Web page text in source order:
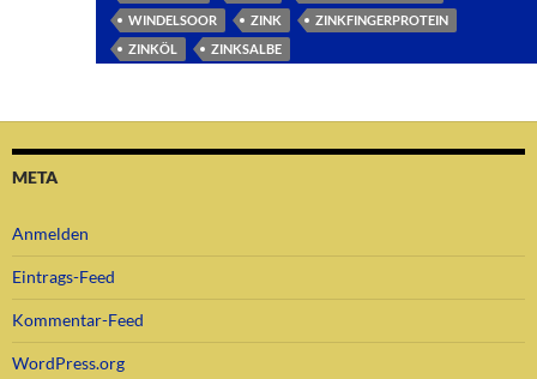
WINDELSOOR
ZINK
ZINKFINGERPROTEIN
ZINKÖL
ZINKSALBE
META
Anmelden
Eintrags-Feed
Kommentar-Feed
WordPress.org